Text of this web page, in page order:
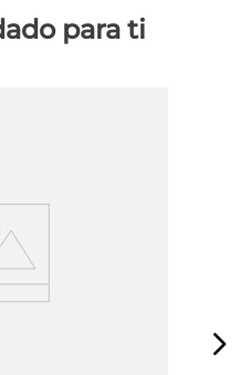
para ti